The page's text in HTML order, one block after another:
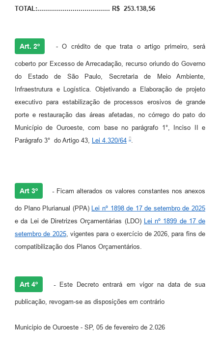
TOTAL:..................................... R$ 253.138,56
Art. 2º - O crédito de que trata o artigo primeiro, será
coberto por Excesso de Arrecadação, recurso oriundo do Governo
do Estado de São Paulo, Secretaria de Meio Ambiente,
Infraestrutura e Logística. Objetivando a Elaboração de projeto
executivo para estabilização de processos erosivos de grande
porte e restauração das áreas afetadas, no córrego do pato do
Município de Ouroeste, com base no parágrafo 1°, Inciso II e
Parágrafo 3° do Artigo 43, Lei 4.320/64 .
Art 3º -Ficam alterados os valores constantes nos anexos
do Plano Plurianual (PPA) Lei nº 1898 de 17 de setembro de 2025
e da Lei de Diretrizes Orçamentárias (LDO) Lei nº 1899 de 17 de
setembro de 2025, vigentes para o exercício de 2026, para fins de
compatibilização dos Planos Orçamentários.
Art 4º -Este Decreto entrará em vigor na data de sua
publicação, revogam-se as disposições em contrário
Municipio de Ouroeste - SP, 05 de fevereiro de 2.026